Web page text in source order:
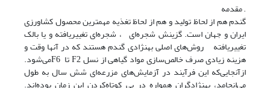
. مقدمه
گندم هم از لحاظ تولید و هم از لحاظ تغذیه ‌مهمترین محصول کشاورزی
ایران و جهان است. گزینش شجره‌ای ، شجره‌ای تغییریافته و یا بالک
تغییریافته روش‌های اصلی بهنژادی گندم هستند که در آنها وقت و
هزینه زیادی صرف خالص‌سازی مواد گیاهی از نسل F2 تا F6می‌شود.
از‌آنجایی‌که این فرآیند در آزمایش‌های مزرعه‌ای شش سال به طول